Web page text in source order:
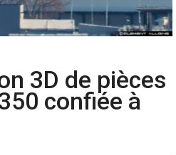
3D de pièces
confiée à